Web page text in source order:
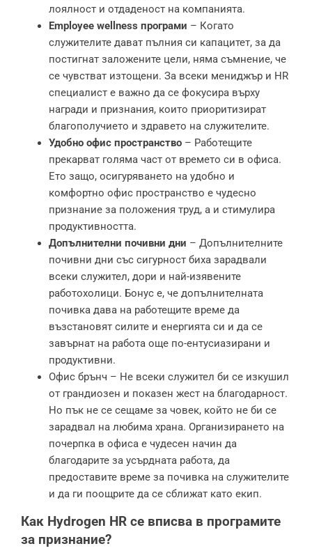
лоялност и отдаденост на компанията.
Employee wellness програми – Когато
служителите дават пълния си капацитет, за да
постигнат заложените цели, няма съмнение, че
се чувстват изтощени. За всеки мениджър и HR
специалист е важно да се фокусира върху
награди и признания, които приоритизират
благополучието и здравето на служителите.
Удобно офис пространство – Работещите
прекарват голяма част от времето си в офиса.
Ето защо, осигуряването на удобно и
комфортно офис пространство е чудесно
признание за положения труд, а и стимулира
продуктивността.
Допълнителни почивни дни – Допълнителните
почивни дни със сигурност биха зарадвали
всеки служител, дори и най-изявените
работохолици. Бонус е, че допълнителната
почивка дава на работещите време да
възстановят силите и енергията си и да се
завърнат на работа още по-ентусиазирани и
продуктивни.
Офис брънч – Не всеки служител би се изкушил
от грандиозен и показен жест на благодарност.
Но пък не се сещаме за човек, който не би се
зарадвал на любима храна. Организирането на
почерпка в офиса е чудесен начин да
благодарите за усърдната работа, да
предоставите време за почивка на служителите
и да ги поощрите да се сближат като екип.
Как Hydrogen HR се вписва в програмите
за признание?